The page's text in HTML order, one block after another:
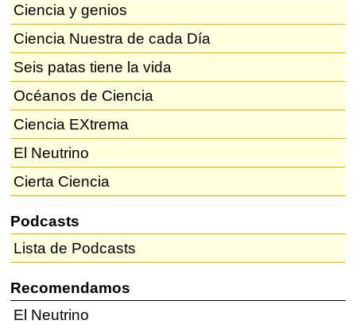
Ciencia y genios
Ciencia Nuestra de cada Día
Seis patas tiene la vida
Océanos de Ciencia
Ciencia EXtrema
El Neutrino
Cierta Ciencia
Podcasts
Lista de Podcasts
Recomendamos
El Neutrino